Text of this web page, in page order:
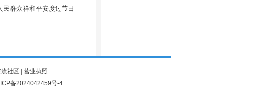
群众祥和平安度过节日
流社区
营业执照
备2024042459号-4